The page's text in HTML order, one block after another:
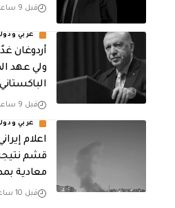
قبل 9 ساعات
عربي
أردوغان
ولي عهد
الباكستاني
قبل 9 ساعات
عربي
اعلام
قشم
معادية
قبل 10 ساعات